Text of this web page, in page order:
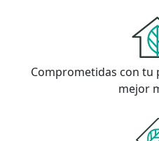
Comprometidas con tu
mejor